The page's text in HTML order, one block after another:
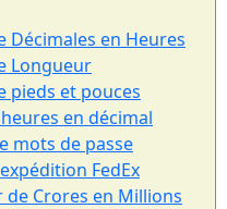
Décimales en Heures
Longueur
pieds et pouces
en décimal
mots de passe
FedEx
de Crores en Millions